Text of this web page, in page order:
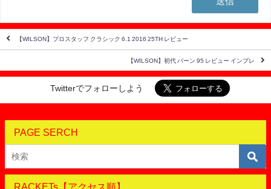
【WILSON】プロスタッフ クラシック 6.1 2016 25TH レビュー
【WILSON】初代 バーン 95 レビュー インプレ
Twitterでフォローしよう
PAGE SERCH
RACKETs【アクセス順】